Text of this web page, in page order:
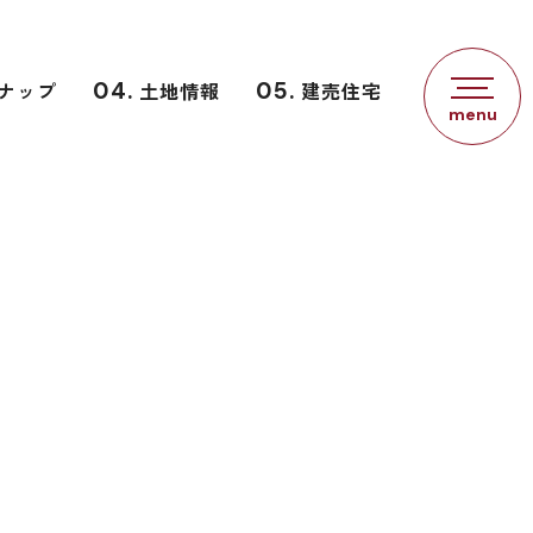
ップ 04. 土地情報 05. 建売住宅